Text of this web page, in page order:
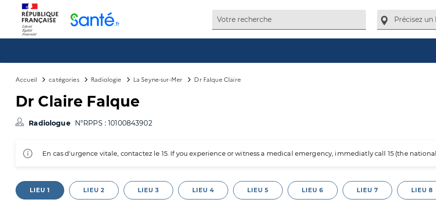
Accueil catégories Radiologie La Seyne-sur-Mer Dr Falque Claire
Dr Claire Falque
Radiologue N°RPPS : 10100843902
En cas d'urgence vitale, contactez le 15. If you experience or witness a medical emergency, immediatly call 15 (the
LIEU 1 LIEU 2 LIEU 3 LIEU 4 LIEU 5 LIEU 6 LIEU 7 LIEU 8
Panneau de gestion des cookies